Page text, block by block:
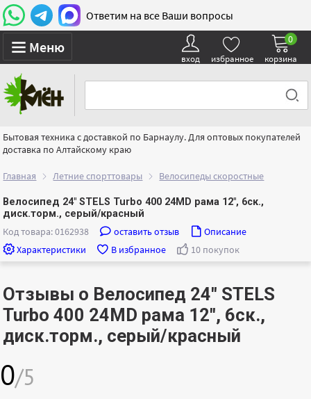
Ответим на все Ваши вопросы
Меню
вход избранное корзина
0
Бытовая техника с доставкой по Барнаулу. Для оптовых покупателей
доставка по Алтайскому краю
Главная Летние спорттовары Велосипеды скоростные
Велосипед 24" STELS Turbo 400 24MD рама 12", 6ск.,
диск.торм., серый/красный
Код товара: 0162938 оставить отзыв
Описание
Характеристики
В избранное 10 покупок
Отзывы о Велосипед 24" STELS
Turbo 400 24MD рама 12", 6ск.,
диск.торм., серый/красный
0/5